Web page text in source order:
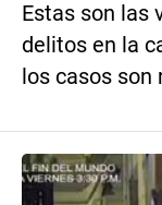
Estas son las
delitos en la
los casos son